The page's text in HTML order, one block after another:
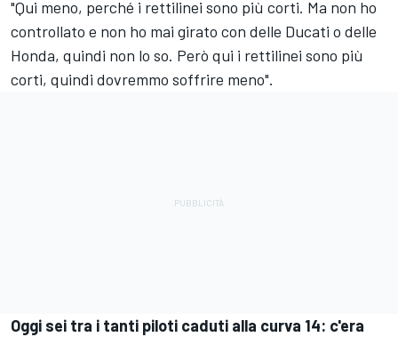
"Qui meno, perché i rettilinei sono più corti. Ma non ho
controllato e non ho mai girato con delle Ducati o delle
Honda, quindi non lo so. Però qui i rettilinei sono più
corti, quindi dovremmo soffrire meno".
Oggi sei tra i tanti piloti caduti alla curva 14: c'era